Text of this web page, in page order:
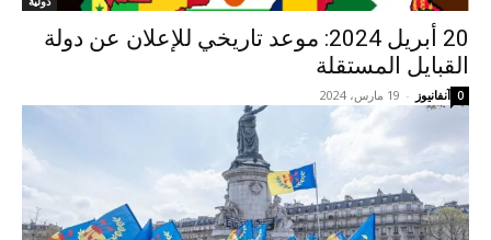
20 أبريل 2024: موعد تاريخي للإعلان عن دولة
القبايل المستقلة
آنفانيوز - 19 مارس، 2024 0